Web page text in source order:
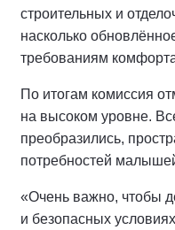
строительных и
насколько
требованиям
По итогам комиссия
на высоком уровне.
преобразились,
потребностей
«Очень важно, чтобы
и безопасных